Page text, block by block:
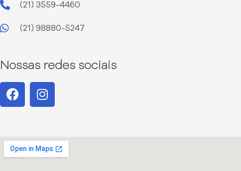
(21) 3559-4460
(21) 98880-5247
Nossas redes sociais